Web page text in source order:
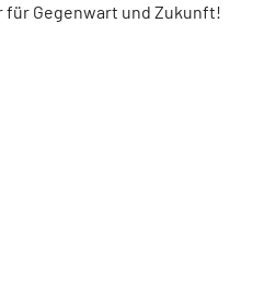
Gegenwart und Zukunft!